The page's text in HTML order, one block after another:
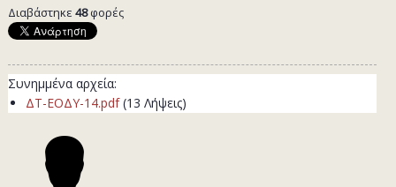
Διαβάστηκε48φορές
Συνημμένα αρχεία:
ΔΤ-ΕΟΔΥ-14.pdf (13 Λήψεις)